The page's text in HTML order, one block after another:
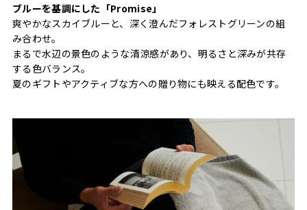
ブルーを基調にした「Promise」
爽やかなスカイブルーと、深く澄んだフォレストグリーンの組
み合わせ。
まるで水辺の景色のような清涼感があり、明るさと深みが共存
する色バランス。
夏のギフトやアクティブな方への贈り物にも映える配色です。